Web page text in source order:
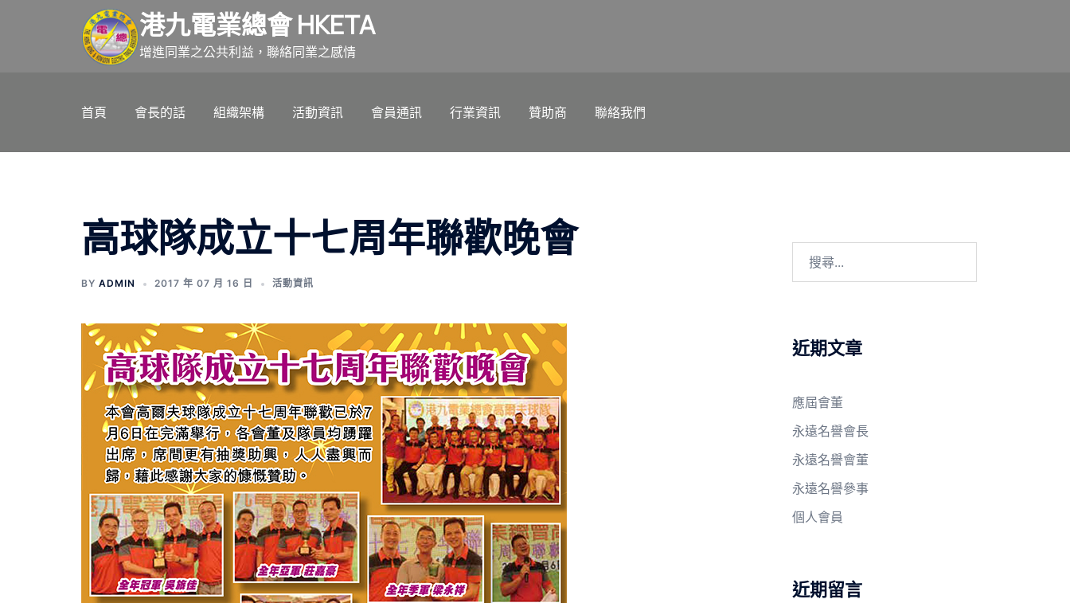
港九電業總會 HKETA
增進同業之公共利益，聯絡同業之感情
首頁 會長的話 組織架構 活動資訊 會員通訊 行業資訊 贊助商 聯絡我們
高球隊成立十七周年聯歡晚會
BY ADMIN 2017 年 07 月 16 日 活動資訊
字:
近期文章
應屆會董
永遠名譽會長
永遠名譽會董
永遠名譽參事
個人會員
近期留言